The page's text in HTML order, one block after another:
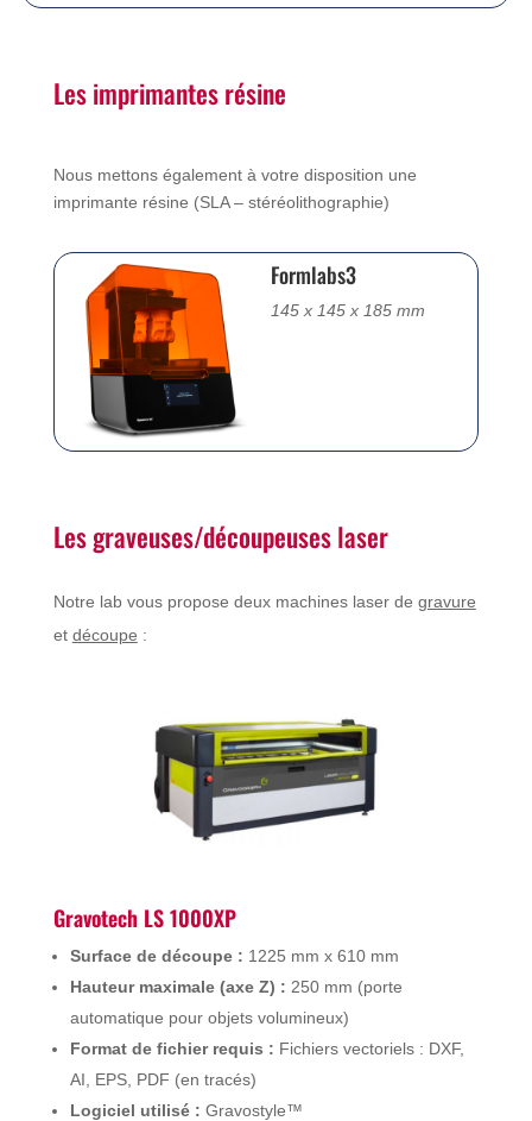
Les imprimantes résine
Nous mettons également à votre disposition une
imprimante résine (SLA – stéréolithographie)
Formlabs3
145 x 145 x 185 mm
Les graveuses/découpeuses laser
Notre lab vous propose deux machines laser de gravure
et découpe :
Gravotech LS 1000XP
Surface de découpe : 1225 mm x 610 mm
Hauteur maximale (axe Z) : 250 mm (porte
automatique pour objets volumineux)
Format de fichier requis : Fichiers vectoriels : DXF,
AI, EPS, PDF (en tracés)
Logiciel utilisé : Gravostyle™